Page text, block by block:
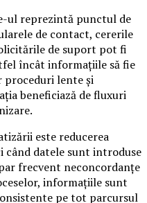
ul reprezintă punctul de
de contact, cererile
de suport pot fi
încât informațiile să fie
proceduri lente și
beneficiază de fluxuri
este reducerea
când datele sunt introduse
frecvent neconcordanțe
informațiile sunt
pe tot parcursul